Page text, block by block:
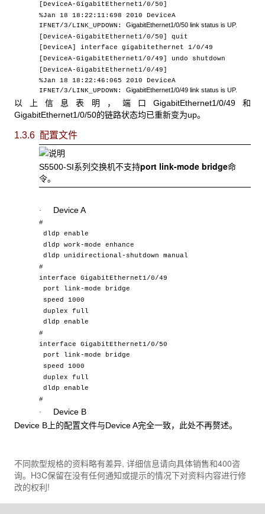
[DeviceA-GigabitEthernet1/0/50]
%Jan 18 18:22:11:698 2010 DeviceA
IFNET/3/LINK_UPDOWN: GigabitEthernet1/0/50link status is UP.
[DeviceA-GigabitEthernet1/0/50] quit
[DeviceA] interface gigabitethernet 1/0/49
[DeviceA-GigabitEthernet1/0/49] undo shutdown
[DeviceA-GigabitEthernet1/0/49]
%Jan 18 18:22:46:065 2010 DeviceA
IFNET/3/LINK_UPDOWN: GigabitEthernet1/0/49link status is UP.
以上信息表明，端口GigabitEthernet1/0/49和
GigabitEthernet1/0/50的链路状态均已重新变为up。
1.3.6 配置文件
S5500-SI系列交换机不支持port link-mode bridge命
令。
· Device A
#
dldp enable
dldp work-mode enhance
dldp unidirectional-shutdown manual
#
interface GigabitEthernet1/0/49
port link-mode bridge
speed 1000
duplex full
dldp enable
#
interface GigabitEthernet1/0/50
port link-mode bridge
speed 1000
duplex full
dldp enable
#
· Device B
Device B上的配置文件与Device A完全一致，此处不再赘述。
不同款型规格的资料略有差异, 详细信息请向具体销售和400咨
询。H3C保留在没有任何通知或提示的情况下对资料内容进行修
改的权利!